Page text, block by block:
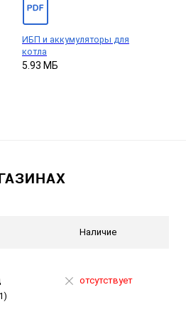
ИБП и аккумуляторы для
котла
5.93 МБ
Наличие
отсутствует